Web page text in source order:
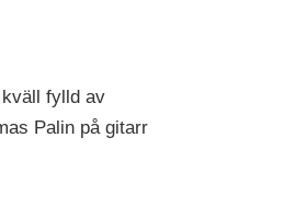
fylld av
Palin på gitarr